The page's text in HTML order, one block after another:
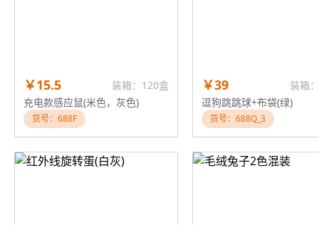
￥15.5
装箱：120盒
充电款感应鼠(米色，灰色)
货号：688F
￥39
装箱
逗狗跳跳球+布袋(绿)
货号：688Q_3